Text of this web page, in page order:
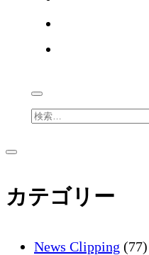
検
サ
イ
サ
バ
ー
カテゴリー
News Clipping (77)